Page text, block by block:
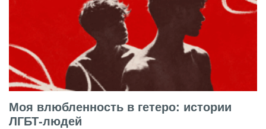
Моя влюбленность в гетеро: истории
ЛГБТ-людей